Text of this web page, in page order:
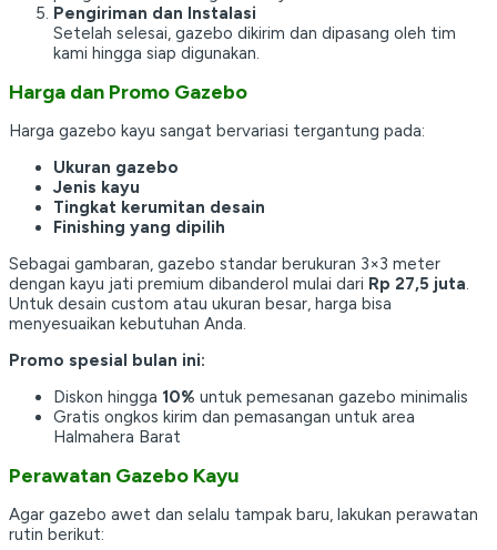
Pengiriman dan Instalasi
Setelah selesai, gazebo dikirim dan dipasang oleh tim
kami hingga siap digunakan.
Harga dan Promo Gazebo
Harga gazebo kayu sangat bervariasi tergantung pada:
Ukuran gazebo
Jenis kayu
Tingkat kerumitan desain
Finishing yang dipilih
Sebagai gambaran, gazebo standar berukuran 3×3 meter
dengan kayu jati premium dibanderol mulai dari Rp 27,5 juta.
Untuk desain custom atau ukuran besar, harga bisa
menyesuaikan kebutuhan Anda.
Promo spesial bulan ini:
Diskon hingga 10% untuk pemesanan gazebo minimalis
Gratis ongkos kirim dan pemasangan untuk area
Halmahera Barat
Perawatan Gazebo Kayu
Agar gazebo awet dan selalu tampak baru, lakukan perawatan
rutin berikut: